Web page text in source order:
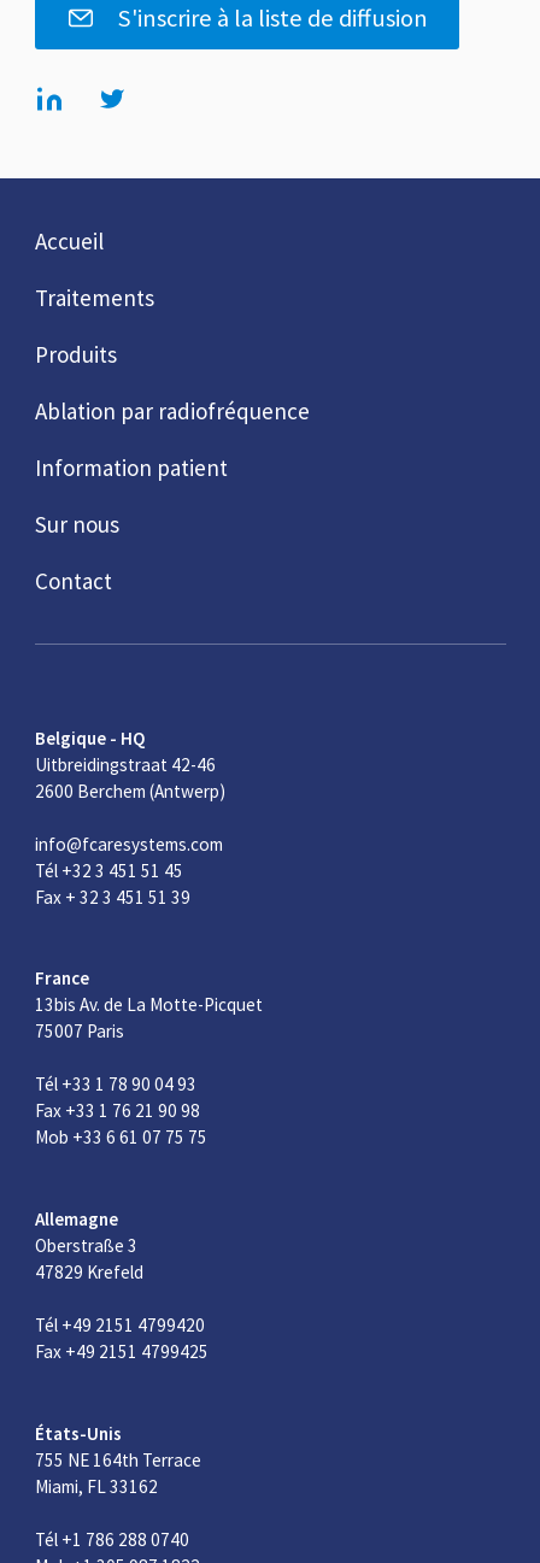
S'inscrire à la liste de diffusion
Accueil
Traitements
Produits
Ablation par radiofréquence
Information patient
Sur nous
Contact
Belgique - HQ
Uitbreidingstraat 42-46
2600 Berchem (Antwerp)
info@fcaresystems.com
Tél +32 3 451 51 45
Fax + 32 3 451 51 39
France
13bis Av. de La Motte-Picquet
75007 Paris
Tél +33 1 78 90 04 93
Fax +33 1 76 21 90 98
Mob +33 6 61 07 75 75
Allemagne
Oberstraße 3
47829 Krefeld
Tél +49 2151 4799420
Fax +49 2151 4799425
États-Unis
755 NE 164th Terrace
Miami, FL 33162
Tél +1 786 288 0740